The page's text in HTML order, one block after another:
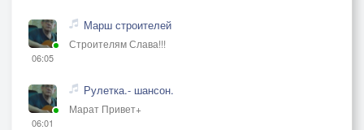
06:05
Марш строителей
Строителям Слава!!!
06:01
Рулетка.- шансон.
Марат Привет+